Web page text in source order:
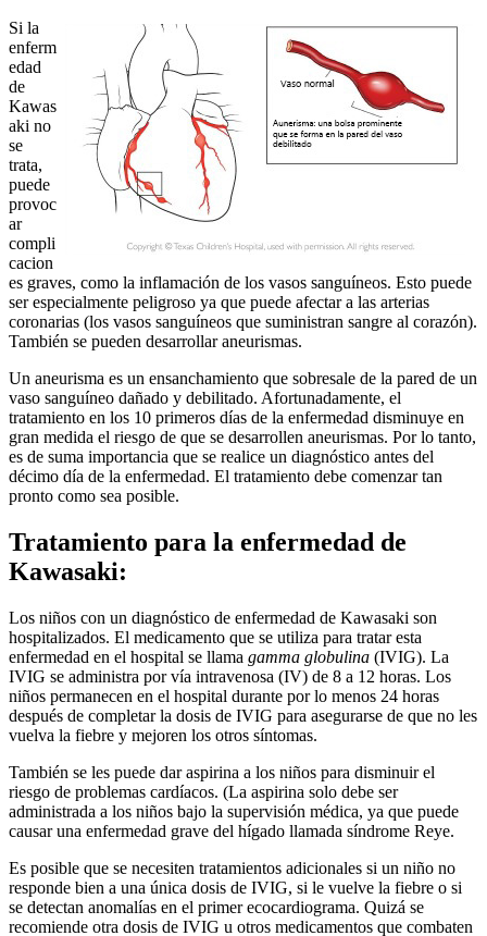
Si la
enferm
edad
de
Kawas
aki no
se
trata,
puede
provoc
ar
compli
cacion
es graves, como la inflamación de los vasos sanguíneos. Esto puede
ser especialmente peligroso ya que puede afectar a las arterias
coronarias (los vasos sanguíneos que suministran sangre al corazón).
También se pueden desarrollar aneurismas.
Un aneurisma es un ensanchamiento que sobresale de la pared de un
vaso sanguíneo dañado y debilitado. Afortunadamente, el
tratamiento en los 10 primeros días de la enfermedad disminuye en
gran medida el riesgo de que se desarrollen aneurismas. Por lo tanto,
es de suma importancia que se realice un diagnóstico antes del
décimo día de la enfermedad. El tratamiento debe comenzar tan
pronto como sea posible.
Tratamiento para la enfermedad de
Kawasaki:
Los niños con un diagnóstico de enfermedad de Kawasaki son
hospitalizados. El medicamento que se utiliza para tratar esta
enfermedad en el hospital se llama gamma globulina (IVIG). La
IVIG se administra por vía intravenosa (IV) de 8 a 12 horas. Los
niños permanecen en el hospital durante por lo menos 24 horas
después de completar la dosis de IVIG para asegurarse de que no les
vuelva la fiebre y mejoren los otros síntomas.
También se les puede dar aspirina a los niños para disminuir el
riesgo de problemas cardíacos. (La aspirina solo debe ser
administrada a los niños bajo la supervisión médica, ya que puede
causar una enfermedad grave​ del hígado llamada síndrome Reye.
Es posible que se necesiten tratamientos adicionales si un niño no
responde bien a una única dosis de IVIG, si le vuelve la fiebre o si
se detectan anomalías en el primer ecocardiograma. Quizá se
recomiende otra dosis de IVIG u otros medicamentos que combaten